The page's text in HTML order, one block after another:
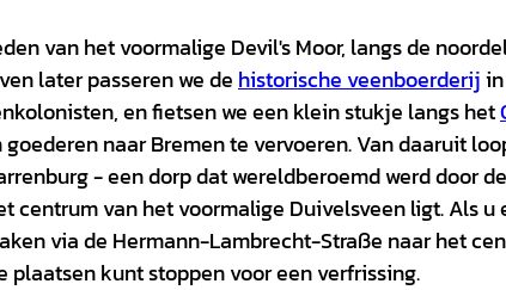
van het voormalige Devil's Moor, langs de
later passeren we de historische veenboerderij
en fietsen we een klein stukje langs het
naar Bremen te vervoeren. Van daaruit
- een dorp dat wereldberoemd werd door
centrum van het voormalige Duivelsveen ligt. Als u
via de Hermann-Lambrecht-Straße naar het
plaatsen kunt stoppen voor een verfrissing.